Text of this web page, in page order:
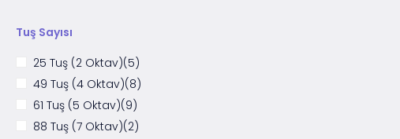
Tuş Sayısı
25 Tuş (2 Oktav)(5)
49 Tuş (4 Oktav)(8)
61 Tuş (5 Oktav)(9)
88 Tuş (7 Oktav)(2)